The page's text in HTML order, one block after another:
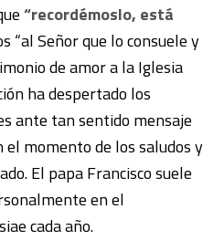
“recordémoslo, está
“al Señor que lo consuele y
de amor a la Iglesia
ha despertado los
ante tan sentido mensaje
el momento de los saludos y
El papa Francisco suele
en el
cada año.